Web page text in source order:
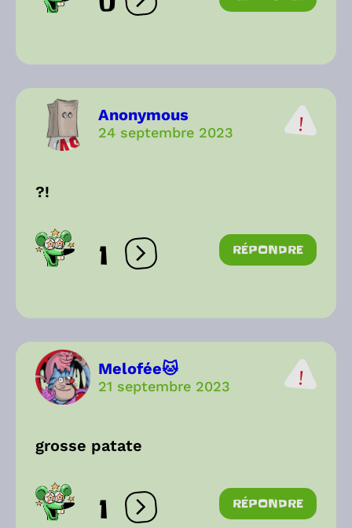
Ouvrir les réactions
Anonymous
24 septembre 2023
?!
1 Ouvrir les réactions
RÉPONDRE
Melofée🐱
21 septembre 2023
grosse patate
1 Ouvrir les réactions
RÉPONDRE